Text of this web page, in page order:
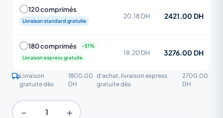
120 comprimés
Livraison standard gratuite
20.18 DH 2421.00 DH
180 comprimés
Livraison express gratuite
18.20 DH 3276.00 DH
Livraison
gratuite dès
1800.00
DH
d'achat, livraison express
gratuite dès
2700.00
DH
− +